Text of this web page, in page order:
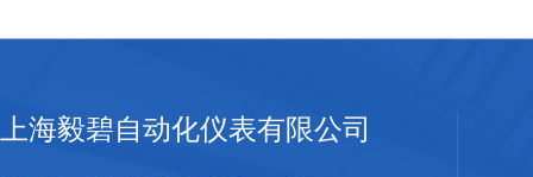
上海毅碧自动化仪表有限公司